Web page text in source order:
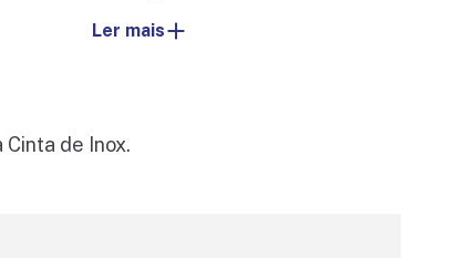
Ler mais
de Inox.